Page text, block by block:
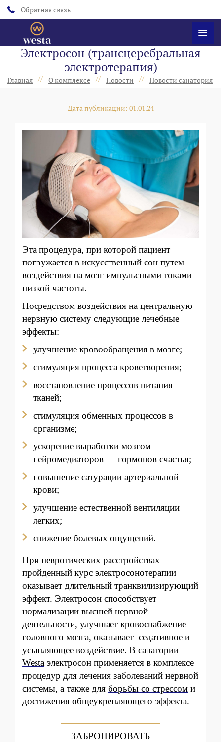
Обратная связь
Электросон (трансцеребральная
электротерапия)
Главная // О комплексе // Новости // Новости санатория
Дата публикации: 01.01.24
Эта процедура, при которой пациент
погружается в искусственный сон путем
воздействия на мозг импульсными токами
низкой частоты.
Посредством воздействия на центральную
нервную систему следующие лечебные
эффекты:
улучшение кровообращения в мозге;
стимуляция процесса кроветворения;
восстановление процессов питания
тканей;
стимуляция обменных процессов в
организме;
ускорение выработки мозгом
нейромедиаторов — гормонов счастья;
повышение сатурации артериальной
крови;
улучшение естественной вентиляции
легких;
снижение болевых ощущений.
При невротических расстройствах
пройденный курс электросонотерапии
оказывает длительный транквилизирующий
эффект. Электросон способствует
нормализации высшей нервной
деятельности, улучшает кровоснабжение
головного мозга, оказывает седативное и
усыпляющее воздействие. В санатории
Westa электросон применяется в комплексе
процедур для лечения заболеваний нервной
системы, а также для борьбы со стрессом и
достижения общеукрепляющего эффекта.
ЗАБРОНИРОВАТЬ